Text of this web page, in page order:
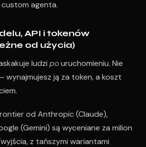
agenta.
API i tokenów
od użycia)
ludzi pouruchomieniu. Nie
wynajmujesz ją za token, a koszt
od Anthropic (Claude),
(Gemini) są wyceniane za milion
z tańszymi wariantami